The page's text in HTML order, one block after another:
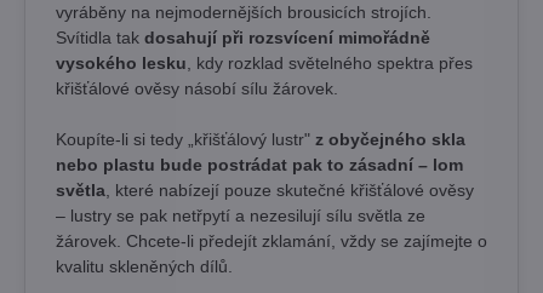
vyráběny na nejmodernějších brousicích strojích.
Svítidla tak dosahují při rozsvícení mimořádně
vysokého lesku , kdy rozklad světelného spektra přes
křišťálové ověsy násobí sílu žárovek. ​
Koupíte-li si tedy „křišťálový lustr" z obyčejného skla
nebo plastu bude postrádat pak to zásadní – lom
světla , které nabízejí pouze skutečné křišťálové ověsy
– lustry se pak netřpytí a nezesilují sílu světla ze
žárovek. Chcete-li předejít zklamání, vždy se zajímejte o
kvalitu skleněných dílů.